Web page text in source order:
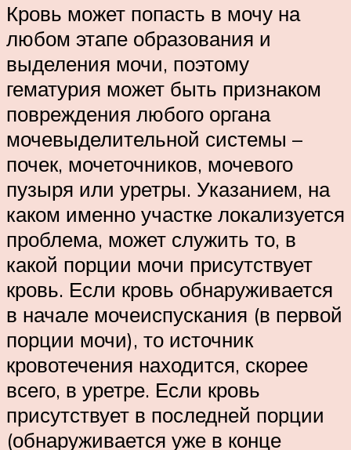
Кровь может попасть в мочу на
любом этапе образования и
выделения мочи, поэтому
гематурия может быть признаком
повреждения любого органа
мочевыделительной системы –
почек, мочеточников, мочевого
пузыря или уретры. Указанием, на
каком именно участке локализуется
проблема, может служить то, в
какой порции мочи присутствует
кровь. Если кровь обнаруживается
в начале мочеиспускания (в первой
порции мочи), то источник
кровотечения находится, скорее
всего, в уретре. Если кровь
присутствует в последней порции
(обнаруживается уже в конце